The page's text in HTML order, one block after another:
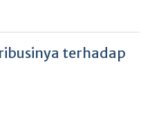
terhadap